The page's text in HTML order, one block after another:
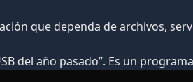
que dependa de archivos,
del año pasado”. Es un